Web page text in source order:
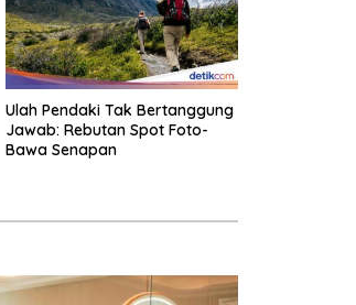
Ulah Pendaki Tak Bertanggung
Jawab: Rebutan Spot Foto-
Bawa Senapan